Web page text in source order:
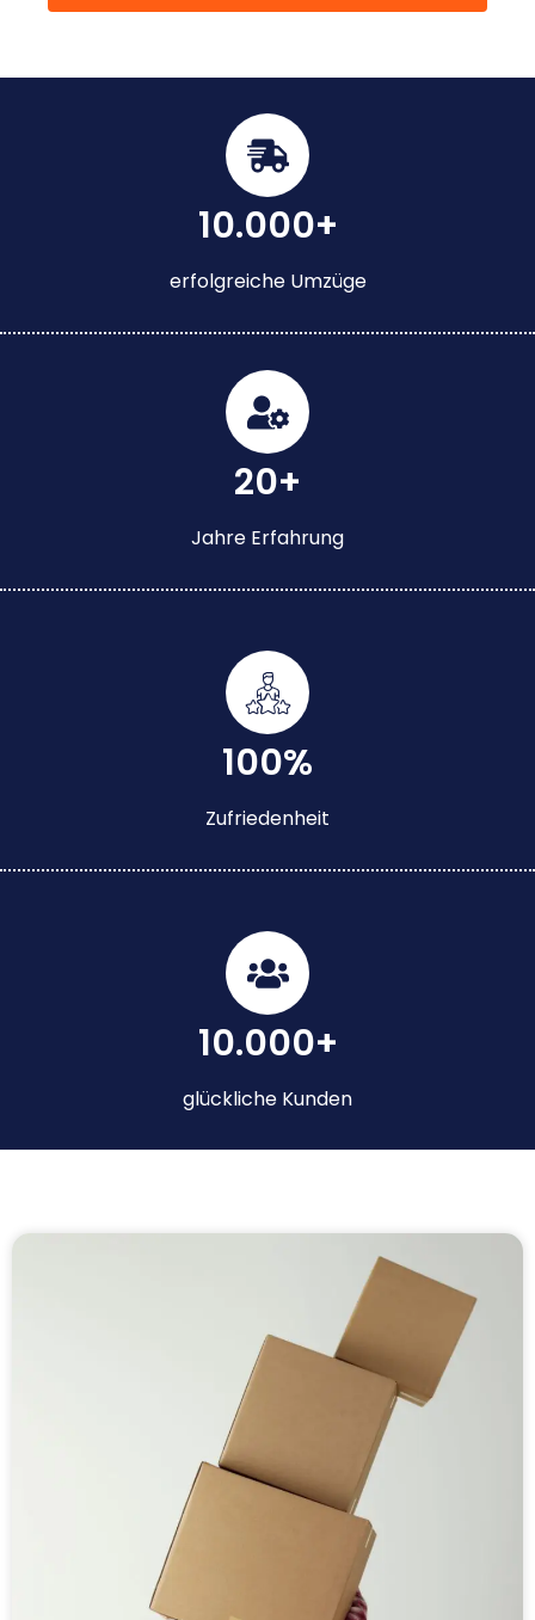
10.000+
erfolgreiche Umzüge
20+
Jahre Erfahrung
100%
Zufriedenheit
10.000+
glückliche Kunden